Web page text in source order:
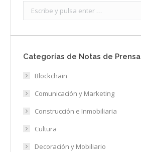
Categorías de Notas de Prensa
Blockchain
Comunicación y Marketing
Construcción e Inmobiliaria
Cultura
Decoración y Mobiliario